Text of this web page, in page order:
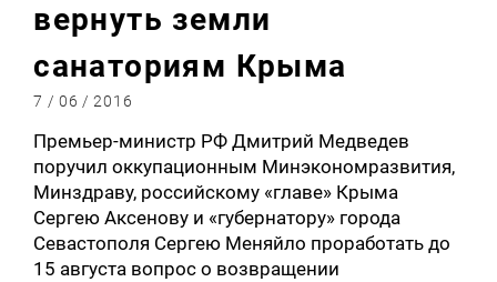
вернуть земли
санаториям Крыма
7 / 06 / 2016
Премьер-министр РФ Дмитрий Медведев
поручил оккупационным Минэкономразвития,
Минздраву, российскому «главе» Крыма
Сергею Аксенову и «губернатору» города
Севастополя Сергею Меняйло проработать до
15 августа вопрос о возвращении